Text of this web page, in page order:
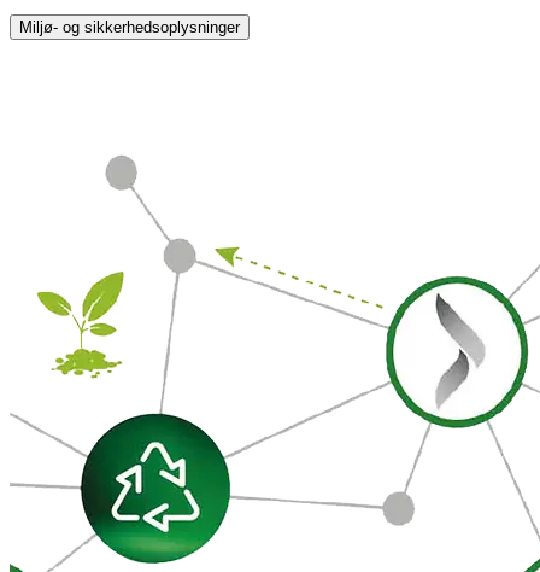
Miljø- og sikkerhedsoplysninger